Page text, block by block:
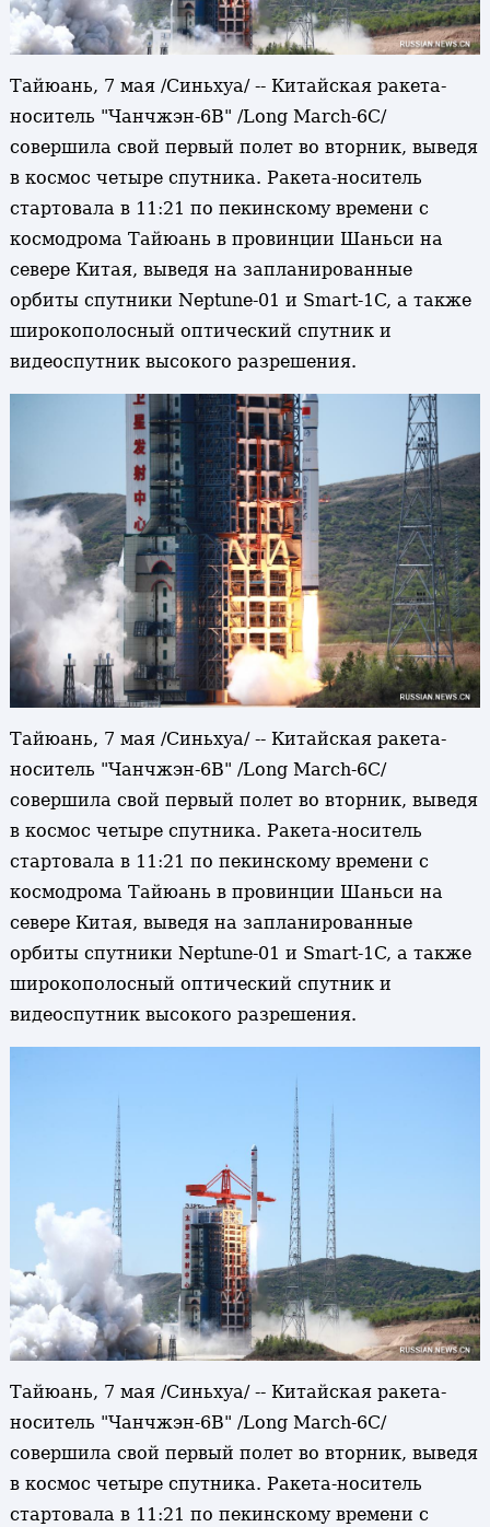
Тайюань, 7 мая /Синьхуа/ -- Китайская ракета-
носитель "Чанчжэн-6В" /Long March-6С/
совершила свой первый полет во вторник, выведя
в космос четыре спутника. Ракета-носитель
стартовала в 11:21 по пекинскому времени с
космодрома Тайюань в провинции Шаньси на
севере Китая, выведя на запланированные
орбиты спутники Neptune-01 и Smart-1C, а также
широкополосный оптический спутник и
видеоспутник высокого разрешения.
Тайюань, 7 мая /Синьхуа/ -- Китайская ракета-
носитель "Чанчжэн-6В" /Long March-6С/
совершила свой первый полет во вторник, выведя
в космос четыре спутника. Ракета-носитель
стартовала в 11:21 по пекинскому времени с
космодрома Тайюань в провинции Шаньси на
севере Китая, выведя на запланированные
орбиты спутники Neptune-01 и Smart-1C, а также
широкополосный оптический спутник и
видеоспутник высокого разрешения.
Тайюань, 7 мая /Синьхуа/ -- Китайская ракета-
носитель "Чанчжэн-6В" /Long March-6С/
совершила свой первый полет во вторник, выведя
в космос четыре спутника. Ракета-носитель
стартовала в 11:21 по пекинскому времени с